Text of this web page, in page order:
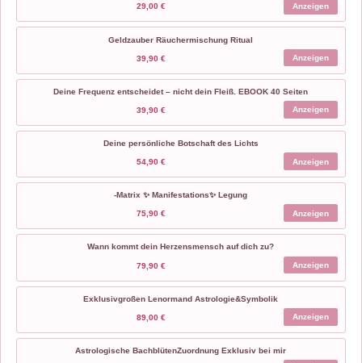
29,00 € Anzeigen
Geldzauber Räuchermischung Ritual
39,90 € Anzeigen
Deine Frequenz entscheidet – nicht dein Fleiß. EBOOK 40 Seiten
39,90 € Anzeigen
Deine persönliche Botschaft des Lichts
54,90 € Anzeigen
-Matrix ✨ Manifestations✨ Legung
75,90 € Anzeigen
Wann kommt dein Herzensmensch auf dich zu?
79,90 € Anzeigen
Exklusivgroßen Lenormand Astrologie&Symbolik
89,00 € Anzeigen
Astrologische BachblütenZuordnung Exklusiv bei mir